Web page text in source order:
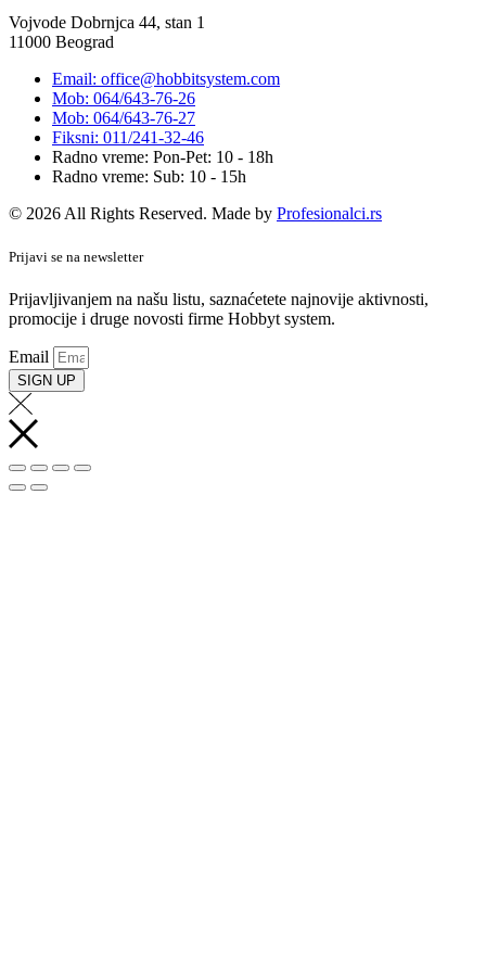
Vojvode Dobrnjca 44, stan 1
11000 Beograd
Email: office@hobbitsystem.com
Mob: 064/643-76-26
Mob: 064/643-76-27
Fiksni: 011/241-32-46
Radno vreme: Pon-Pet: 10 - 18h
Radno vreme: Sub: 10 - 15h
© 2026 All Rights Reserved. Made by Profesionalci.rs
Prijavi se na newsletter
Prijavljivanjem na našu listu, saznaćetete najnovije aktivnosti,
promocije i druge novosti firme Hobbyt system.
Email
SIGN UP